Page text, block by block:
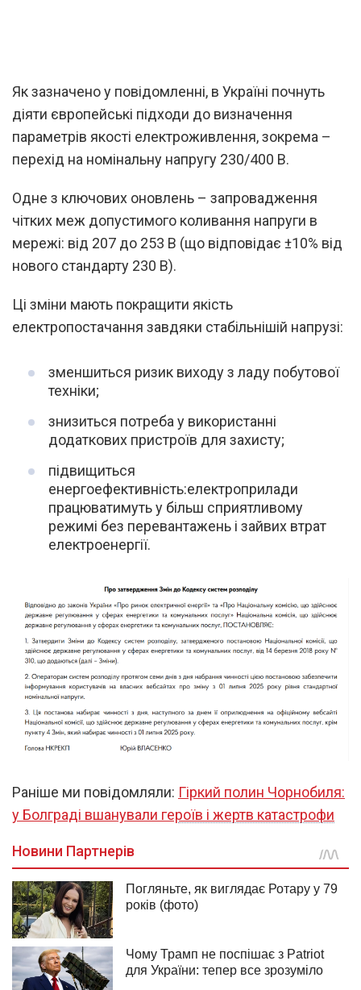
Як зазначено у повідомленні, в Україні почнуть
діяти європейські підходи до визначення
параметрів якості електроживлення, зокрема –
перехід на номінальну напругу 230/400 В.
Одне з ключових оновлень – запровадження
чітких меж допустимого коливання напруги в
мережі: від 207 до 253 В (що відповідає ±10% від
нового стандарту 230 В).
Ці зміни мають покращити якість
електропостачання завдяки стабільнішій напрузі:
зменшиться ризик виходу з ладу побутової
техніки;
знизиться потреба у використанні
додаткових пристроїв для захисту;
підвищиться
енергоефективність:електроприлади
працюватимуть у більш сприятливому
режимі без перевантажень і зайвих втрат
електроенергії.
Раніше ми повідомляли: Гіркий полин Чорнобиля:
у Болграді вшанували героїв і жертв катастрофи